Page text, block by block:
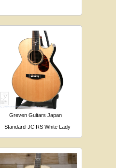
Greven Guitars Japan
Standard-JC RS White Lady